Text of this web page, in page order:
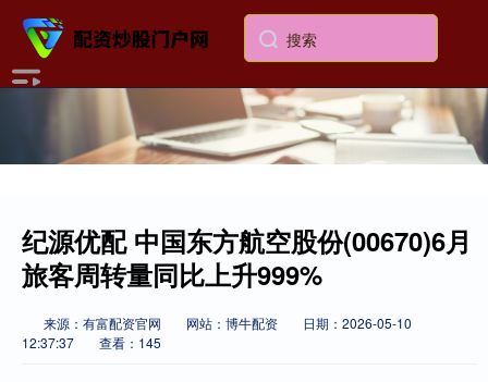
纪源优配 中国东方航空股份(00670)6月
旅客周转量同比上升999%
来源：有富配资官网 网站：博牛配资
日期：2026-05-10
12:37:37
查看：145